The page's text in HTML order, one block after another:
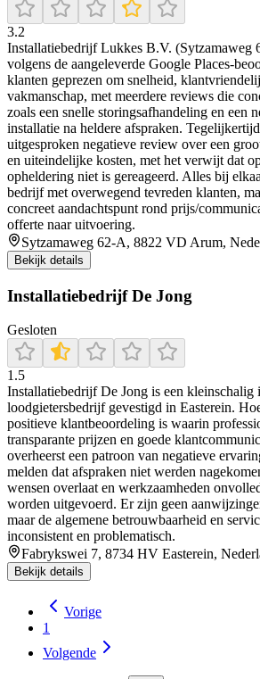
3.2
Installatiebedrijf Lukkes B.V. (Sytzamaweg
volgens de aangeleverde Google Places-
klanten geprezen om snelheid,
vakmanschap, met meerdere reviews die
zoals een snelle storingsafhandeling en een
installatie na heldere afspraken.
uitgesproken negatieve review over een
en uiteindelijke kosten, met het verwijt dat
opheldering niet is gereageerd. Alles bij
bedrijf met overwegend tevreden klanten,
concreet aandachtspunt rond prijs/
offerte naar uitvoering.
Sytzamaweg 62-A, 8822 VD Arum,
Bekijk details
Installatiebedrijf De Jong
Gesloten
1.5
Installatiebedrijf De Jong is een kleinschalig
loodgietersbedrijf gevestigd in Easterein.
positieve klantbeoordeling is waarin
transparante prijzen en goede
overheerst een patroon van negatieve
melden dat afspraken niet werden
wensen overlaat en werkzaamheden
worden uitgevoerd. Er zijn geen
maar de algemene betrouwbaarheid en
inconsistent en problematisch.
Fabrykswei 7, 8734 HV Easterein,
Bekijk details
Vorige
1
Volgende